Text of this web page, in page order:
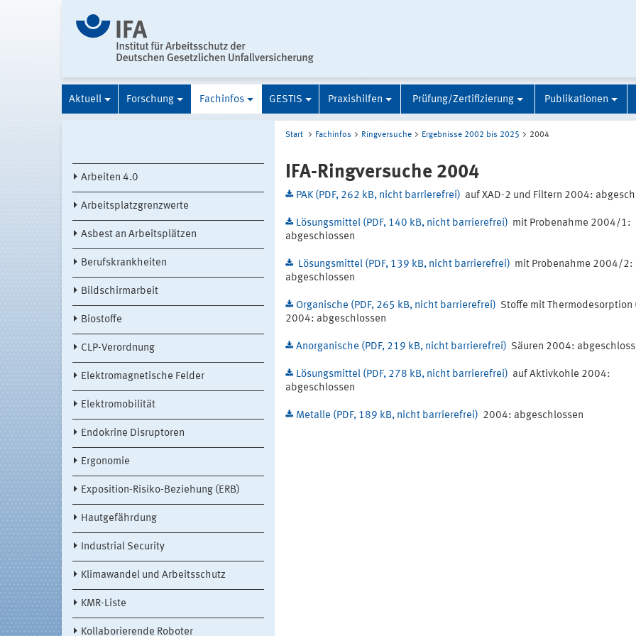
Aktuell Forschung Fachinfos GESTIS Praxishilfen Prüfung/Zertifizierung Publikationen
Arbeiten 4.0
Arbeitsplatzgrenzwerte
Asbest an Arbeitsplätzen
Berufskrankheiten
Bildschirmarbeit
Biostoffe
CLP-Verordnung
Elektromagnetische Felder
Elektromobilität
Endokrine Disruptoren
Ergonomie
Exposition-Risiko-Beziehung (ERB)
Hautgefährdung
Industrial Security
Klimawandel und Arbeitsschutz
KMR-Liste
Kollaborierende Roboter
Start Fachinfos Ringversuche Ergebnisse 2002 bis 2025 2004
IFA-Ringversuche 2004
PAK (PDF, 262 kB, nicht barrierefrei) auf XAD-2 und Filtern 2004:
Lösungsmittel (PDF, 140 kB, nicht barrierefrei) mit Probenahme 2004/1:
abgeschlossen
Lösungsmittel (PDF, 139 kB, nicht barrierefrei) mit Probenahme 2004/2:
abgeschlossen
Organische (PDF, 265 kB, nicht barrierefrei) Stoffe mit Thermodesorption
2004: abgeschlossen
Anorganische (PDF, 219 kB, nicht barrierefrei) Säuren 2004:
Lösungsmittel (PDF, 278 kB, nicht barrierefrei) auf Aktivkohle 2004:
abgeschlossen
Metalle (PDF, 189 kB, nicht barrierefrei) 2004: abgeschlossen